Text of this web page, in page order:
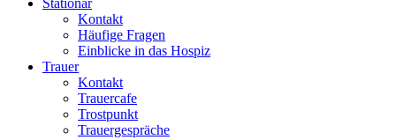
Stationär
Kontakt
Häufige Fragen
Einblicke in das Hospiz
Trauer
Kontakt
Trauercafe
Trostpunkt
Trauergespräche